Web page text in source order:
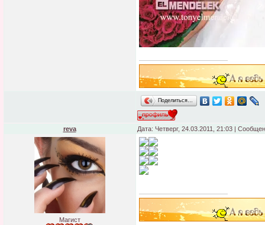
Поделиться…
reva Дата: Четверг, 24.03.2011, 21:03 |
Магист